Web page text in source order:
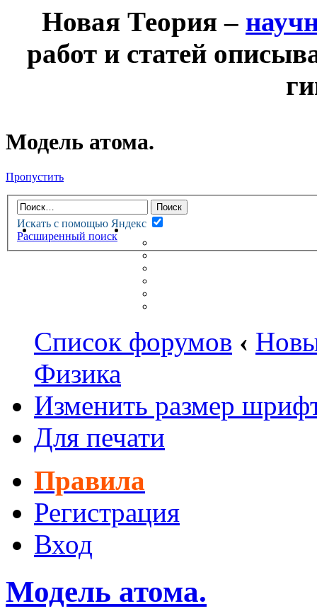
Новая Теория –
работ и статей
Модель атома.
Пропустить
Искать с помощью Яндекс
Расширенный поиск
НОВАЯ ТЕОРИЯФОРУМ
НЕПРОЧИТАННЫЕ
Список форумов ‹
Физика
Изменить размер
Для печати
Правила
Регистрация
Вход
Модель атома.